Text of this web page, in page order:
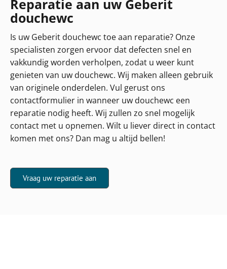
Reparatie aan uw Geberit
douchewc
Is uw Geberit douchewc toe aan reparatie? Onze
specialisten zorgen ervoor dat defecten snel en
vakkundig worden verholpen, zodat u weer kunt
genieten van uw douchewc. Wij maken alleen gebruik
van originele onderdelen. Vul gerust ons
contactformulier in wanneer uw douchewc een
reparatie nodig heeft. Wij zullen zo snel mogelijk
contact met u opnemen. Wilt u liever direct in contact
komen met ons? Dan mag u altijd bellen!
Vraag uw reparatie aan